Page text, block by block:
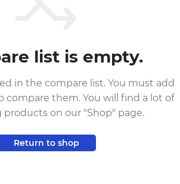
list is empty.
in the compare list. You must add
compare them. You will find a lot of
on our "Shop" page.
Return to shop